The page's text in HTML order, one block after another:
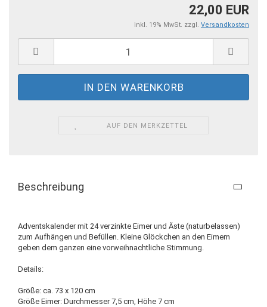
22,00 EUR
inkl. 19% MwSt. zzgl. Versandkosten
AUF DEN MERKZETTEL
Beschreibung
Adventskalender mit 24 verzinkte Eimer und Äste (naturbelassen)
zum Aufhängen und Befüllen. Kleine Glöckchen an den Eimern
geben dem ganzen eine vorweihnachtliche Stimmung.
Details:
Größe: ca. 73 x 120 cm
Größe Eimer: Durchmesser 7,5 cm, Höhe 7 cm